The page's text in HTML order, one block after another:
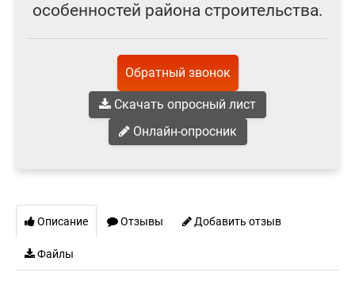
особенностей района строительства.
Обратный звонок
Скачать опросный лист
Онлайн-опросник
Описание Отзывы Добавить отзыв
Файлы